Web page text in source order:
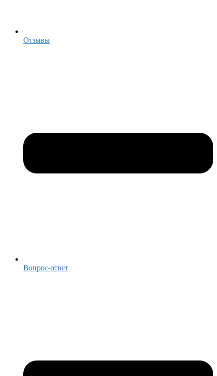
Отзывы
Вопрос-ответ